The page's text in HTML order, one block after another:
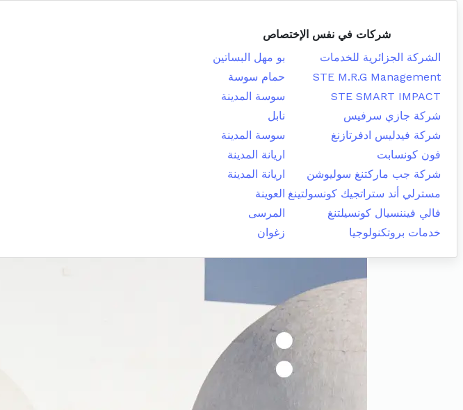
شركات في نفس الإختصاص
الشركة الجزائرية للخدمات
بو مهل البساتين
STE M.R.G Management
حمام سوسة
STE SMART IMPACT
سوسة المدينة
شركة جازي سرفيس
نابل
شركة فيدليس ادفرتازنغ
سوسة المدينة
فون كونسابت
اريانة المدينة
شركة جب ماركتنغ سوليوشن
اريانة المدينة
مسترلي أند ستراتجيك كونسولتينغ العوينة
فالي فيننسيال كونسيلتنغ
المرسى
خدمات بروتكنولوجيا
زغوان